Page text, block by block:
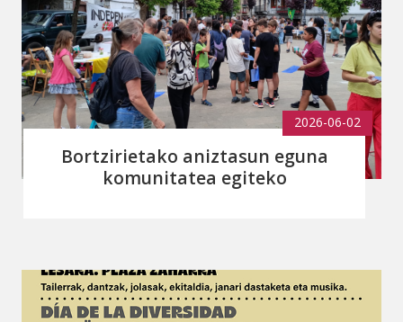
2026-06-02
Bortzirietako aniztasun eguna
komunitatea egiteko